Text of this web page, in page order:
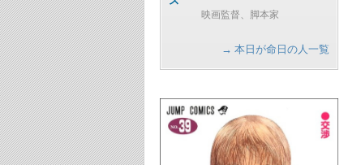
映画監督、脚本家
→ 本日が命日の人一覧